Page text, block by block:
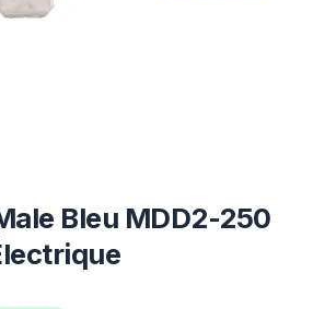
Bleu MDD2-250